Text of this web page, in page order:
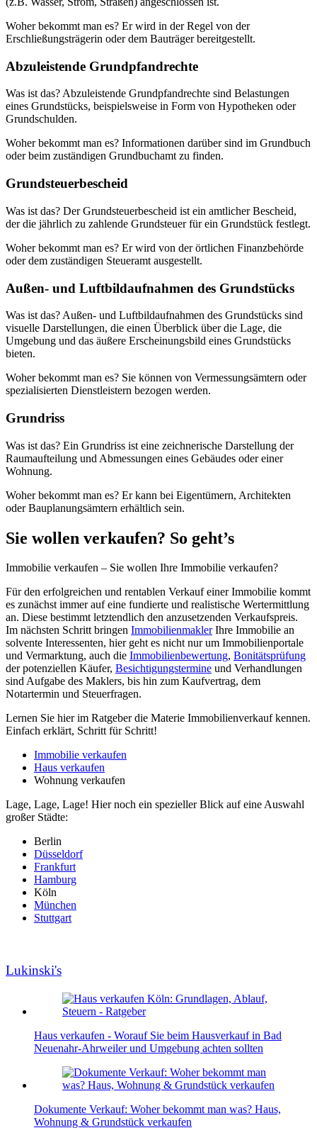
Woher bekommt man es? Er wird in der Regel von der
Erschließungsträgerin oder dem Bauträger bereitgestellt.
Abzuleistende Grundpfandrechte
Was ist das? Abzuleistende Grundpfandrechte sind Belastungen
eines Grundstücks, beispielsweise in Form von Hypotheken oder
Grundschulden.
Woher bekommt man es? Informationen darüber sind im Grundbuch
oder beim zuständigen Grundbuchamt zu finden.
Grundsteuerbescheid
Was ist das? Der Grundsteuerbescheid ist ein amtlicher Bescheid,
der die jährlich zu zahlende Grundsteuer für ein Grundstück festlegt.
Woher bekommt man es? Er wird von der örtlichen Finanzbehörde
oder dem zuständigen Steueramt ausgestellt.
Außen- und Luftbildaufnahmen des Grundstücks
Was ist das? Außen- und Luftbildaufnahmen des Grundstücks sind
visuelle Darstellungen, die einen Überblick über die Lage, die
Umgebung und das äußere Erscheinungsbild eines Grundstücks
bieten.
Woher bekommt man es? Sie können von Vermessungsämtern oder
spezialisierten Dienstleistern bezogen werden.
Grundriss
Was ist das? Ein Grundriss ist eine zeichnerische Darstellung der
Raumaufteilung und Abmessungen eines Gebäudes oder einer
Wohnung.
Woher bekommt man es? Er kann bei Eigentümern, Architekten
oder Bauplanungsämtern erhältlich sein.
Sie wollen verkaufen? So geht’s
Immobilie verkaufen – Sie wollen Ihre Immobilie verkaufen?
Für den erfolgreichen und rentablen Verkauf einer Immobilie kommt
es zunächst immer auf eine fundierte und realistische Wertermittlung
an. Diese bestimmt letztendlich den anzusetzenden Verkaufspreis.
Im nächsten Schritt bringen ImmobilienmaklerIhre Immobilie an
solvente Interessenten, hier geht es nicht nur um Immobilienportale
und Vermarktung, auch die Immobilienbewertung, Bonitätsprüfung
der potenziellen Käufer, Besichtigungstermine und Verhandlungen
sind Aufgabe des Maklers, bis hin zum Kaufvertrag, dem
Notartermin und Steuerfragen.
Lernen Sie hier im Ratgeber die Materie Immobilienverkauf kennen.
Einfach erklärt, Schritt für Schritt!
Immobilie verkaufen
Haus verkaufen
Wohnung verkaufen
Lage, Lage, Lage! Hier noch ein spezieller Blick auf eine Auswahl
großer Städte:
Berlin
Düsseldorf
Frankfurt
Hamburg
Köln
München
Stuttgart
Lukinski's
Haus verkaufen - Worauf Sie beim Hausverkauf in Bad
Neuenahr-Ahrweiler und Umgebung achten sollten
Dokumente Verkauf: Woher bekommt man was? Haus,
Wohnung & Grundstück verkaufen